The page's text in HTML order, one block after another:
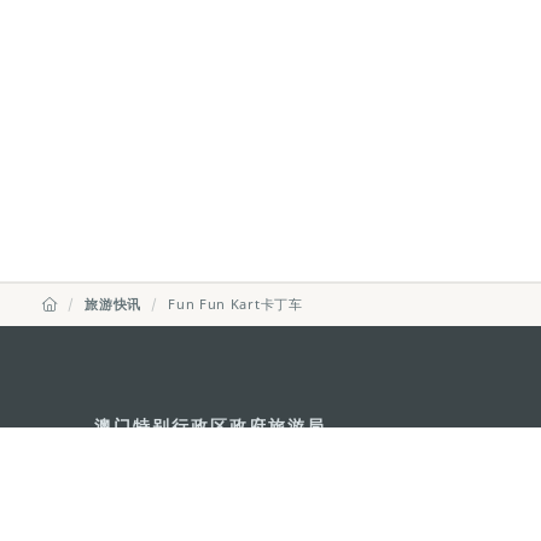
旅游快讯 Fun Fun Kart卡丁车
澳门特别行政区政府旅游局